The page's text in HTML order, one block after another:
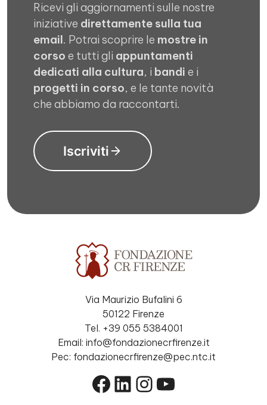
Ricevi gli aggiornamenti sulle nostre
iniziative direttamente sulla tua
email. Potrai scoprire le mostre in
corso e tutti gli appuntamenti
dedicati alla cultura, i bandi e i
progetti in corso, e le tante novità
che abbiamo da raccontarti.
Iscriviti
Via Maurizio Bufalini 6
50122 Firenze
Tel. +39 055 5384001
Email: info@fondazionecrfirenze.it
Pec: fondazionecrfirenze@pec.ntc.it
Facebook
LinkedIn
Instagram
YouTube